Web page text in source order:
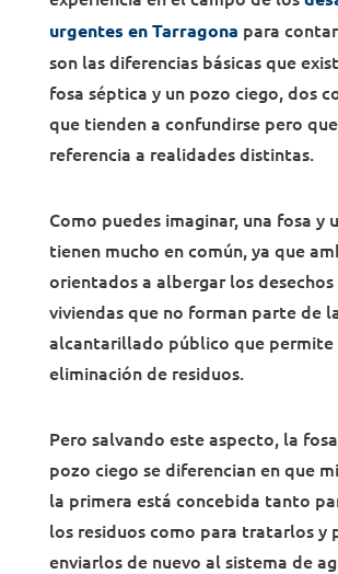
urgentes en Tarragona para
son las diferencias básicas que
fosa séptica y un pozo ciego, dos
que tienden a confundirse pero
referencia a realidades distintas.
Como puedes imaginar, una fosa y
tienen mucho en común, ya que
orientados a albergar los
viviendas que no forman parte de
alcantarillado público que permite
eliminación de residuos.
Pero salvando este aspecto, la
pozo ciego se diferencian en que
la primera está concebida tanto
los residuos como para tratarlos y
enviarlos de nuevo al sistema de